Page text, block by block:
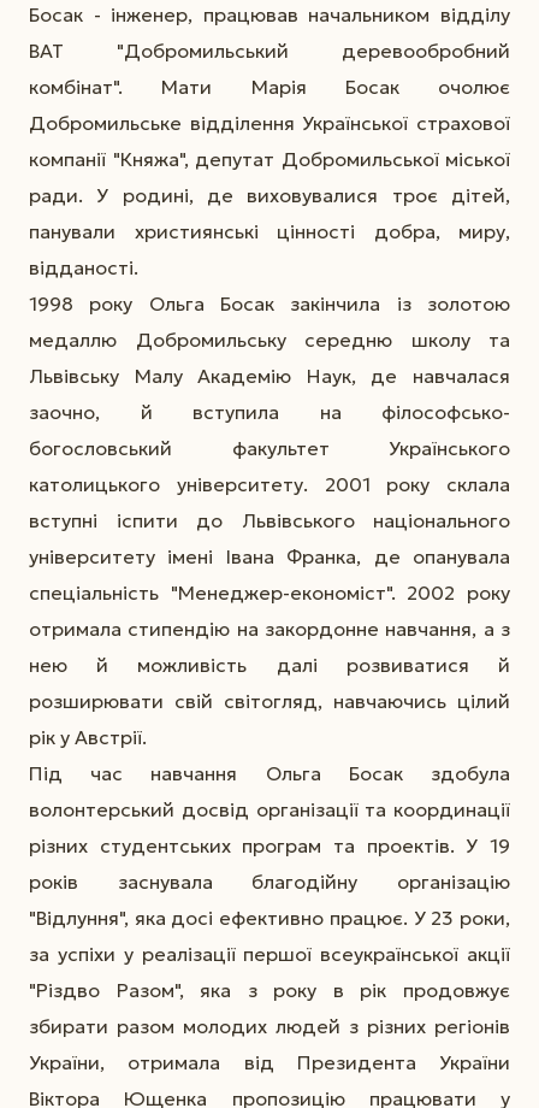
Босак - інженер, працював начальником відділу
ВАТ "Добромильський деревообробний
комбінат". Мати Марія Босак очолює
Добромильське відділення Української страхової
компанії "Княжа", депутат Добромильської міської
ради. У родині, де виховувалися троє дітей,
панували християнські цінності добра, миру,
відданості.
1998 року Ольга Босак закінчила із золотою
медаллю Добромильську середню школу та
Львівську Малу Академію Наук, де навчалася
заочно, й вступила на філософсько-
богословський факультет Українського
католицького університету. 2001 року склала
вступні іспити до Львівського національного
університету імені Івана Франка, де опанувала
спеціальність "Менеджер-економіст". 2002 року
отримала стипендію на закордонне навчання, а з
нею й можливість далі розвиватися й
розширювати свій світогляд, навчаючись цілий
рік у Австрії.
Під час навчання Ольга Босак здобула
волонтерський досвід організації та координації
різних студентських програм та проектів. У 19
років заснувала благодійну організацію
"Відлуння", яка досі ефективно працює. У 23 роки,
за успіхи у реалізації першої всеукраїнської акції
"Різдво Разом", яка з року в рік продовжує
збирати разом молодих людей з різних регіонів
України, отримала від Президента України
Віктора Ющенка пропозицію працювати у